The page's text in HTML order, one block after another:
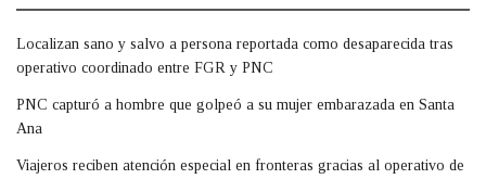
Localizan sano y salvo a persona reportada como desaparecida tras
operativo coordinado entre FGR y PNC
PNC capturó a hombre que golpeó a su mujer embarazada en Santa
Ana
Viajeros reciben atención especial en fronteras gracias al operativo de